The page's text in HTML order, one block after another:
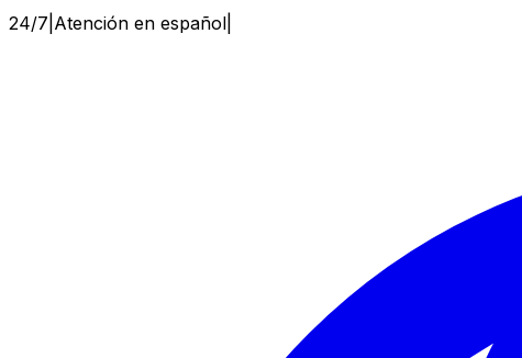
24/7 Atención en español